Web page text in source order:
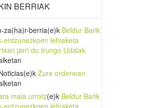
BERRIAK
za(ha)r-berria(e)k Beldur Barik
entzunezkoen lehiaketa
jarri du Irungo Udalak
(e)k Zure ordenean
maia urrotz(e)k Beldur Barik
entzunezkoen lehiaketa